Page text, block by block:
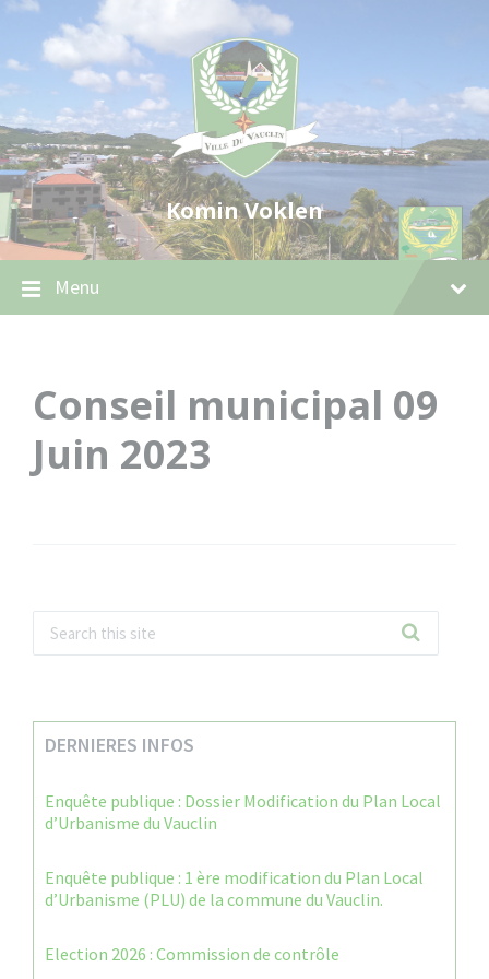
Skip
content
Skip
navigation
Skip
footer
Komin Voklen
Menu
Conseil municipal 09
Juin 2023
DERNIERES INFOS
Enquête publique : Dossier Modification du Plan Local
d’Urbanisme du Vauclin
Enquête publique : 1 ère modification du Plan Local
d’Urbanisme (PLU) de la commune du Vauclin.
Election 2026 : Commission de contrôle